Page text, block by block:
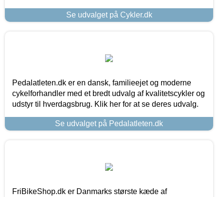
Se udvalget på Cykler.dk
Pedalatleten.dk er en dansk, familieejet og moderne
cykelforhandler med et bredt udvalg af kvalitetscykler og
udstyr til hverdagsbrug. Klik her for at se deres udvalg.
Se udvalget på Pedalatleten.dk
FriBikeShop.dk er Danmarks største kæde af